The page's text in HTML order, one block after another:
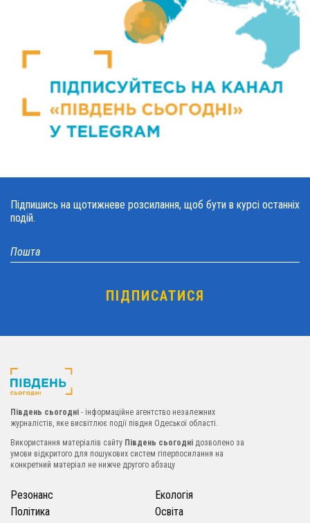
Підпишись на щотижневе розсилання, щоб бути в курсі останніх
подій.
Південь сьогодні - інформаційне агентство незалежних
журналістів, яке висвітлює події півдня Одеської області.
Використання матеріалів сайту Південь сьогодні дозволено за
умови відкритого для пошукових систем гіперпосилання на
конкретний матеріал не нижче другого абзацу
Резонанс
Політика
Екологія
Освіта